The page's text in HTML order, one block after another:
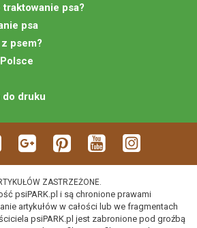
traktowanie psa?
psa
psem?
do druku
ZASTRZEŻONE.
psiPARK.pl i są chronione prawami
artykułów w całości lub we fragmentach
psiPARK.pl jest zabronione pod groźbą